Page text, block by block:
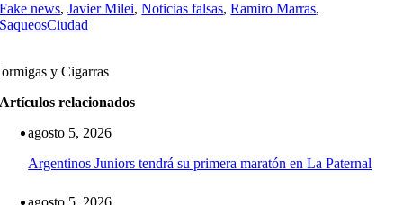
Fake news,Javier Milei,Noticias falsas,Ramiro Marras,
SaqueosCiudad
y Cigarras
Artículos relacionados
agosto 5, 2026
Argentinos Juniors tendrá su primera maratón en La Paternal
agosto 5, 2026